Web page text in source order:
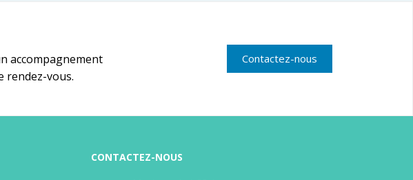
adhésives en paravent
accompagnement
rendez-vous.
Contactez-nous
CONTACTEZ-NOUS